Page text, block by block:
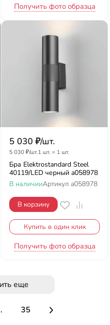
Получить фото образца
5 030 ₽/шт.
5 030₽/шт.1 шт. = 1 шт.
Бра Elektrostandard Steel
40119/LED черный a058978
В наличииАртикул a058978
В корзину
Купить в один клик
Получить фото образца
еще
35